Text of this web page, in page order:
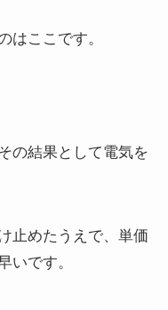
はここです。
の結果として電気を
止めたうえで、単価
いです。